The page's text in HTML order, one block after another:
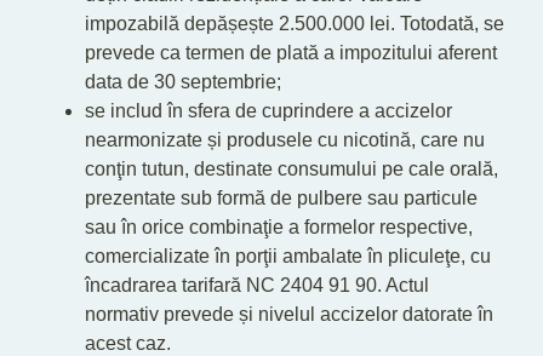
impozabilă depășește 2.500.000 lei. Totodată, se
prevede ca termen de plată a impozitului aferent
data de 30 septembrie;
se includ în sfera de cuprindere a accizelor
nearmonizate și produsele cu nicotină, care nu
conţin tutun, destinate consumului pe cale orală,
prezentate sub formă de pulbere sau particule
sau în orice combinaţie a formelor respective,
comercializate în porţii ambalate în pliculeţe, cu
încadrarea tarifară NC 2404 91 90. Actul
normativ prevede și nivelul accizelor datorate în
acest caz.